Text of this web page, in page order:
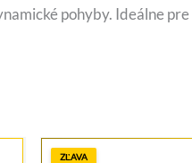
pohyby. Ideálne
ZĽAVA